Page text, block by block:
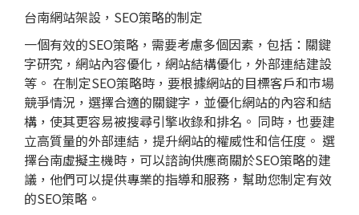
台南網站架設，SEO策略的制定
一個有效的SEO策略，需要考慮多個因素，包括：關鍵
字研究，網站內容優化，網站結構優化，外部連結建設
等。 在制定SEO策略時，要根據網站的目標客戶和市場
競爭情況，選擇合適的關鍵字，並優化網站的內容和結
構，使其更容易被搜尋引擎收錄和排名。 同時，也要建
立高質量的外部連結，提升網站的權威性和信任度。 選
擇台南虛擬主機時，可以諮詢供應商關於SEO策略的建
議，他們可以提供專業的指導和服務，幫助您制定有效
的SEO策略。